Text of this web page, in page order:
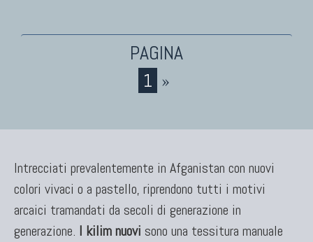
1 »
Intrecciati prevalentemente in Afganistan con nuovi
colori vivaci o a pastello, riprendono tutti i motivi
arcaici tramandati da secoli di generazione in
generazione. I kilim nuovi sono una tessitura manuale